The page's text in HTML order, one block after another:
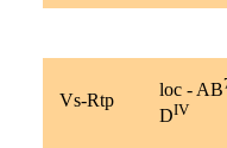
Vs-Rtp
loc - AB
DIV